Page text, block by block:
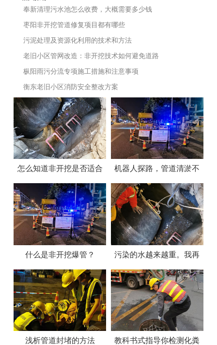
奉新清理污水池怎么收费，大概需要多少钱
枣阳非开挖管道修复项目都有哪些
污泥处理及资源化利用的技术和方法
‌老旧小区管网改造：非开挖技术如何避免道路
二次开挖？
枞阳雨污分流专项施工措施和注意事项
衡东老旧小区消防安全整改方案
怎么知道非开挖是否适合
你呢？请看文章
机器人探路，管道清淤不
用“摸黑”
什么是非开挖爆管？ 污染的水越来越重。我再
也看不下去了。
浅析管道封堵的方法 教科书式指导你检测化粪